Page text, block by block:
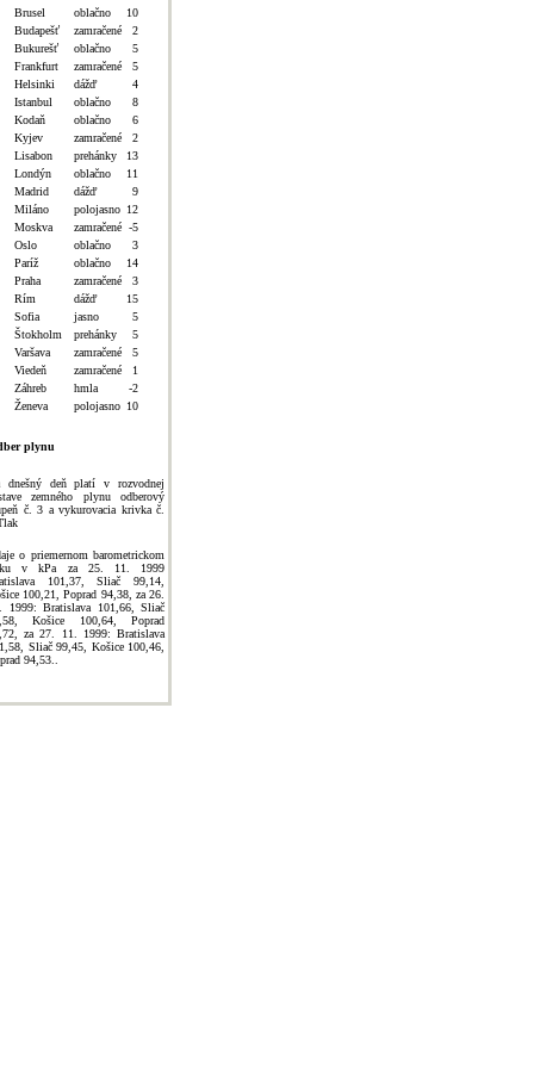
Brusel
oblačno
10
Budapešť
zamračené
2
Bukurešť
oblačno
5
Frankfurt
zamračené
5
Helsinki
dážď
4
Istanbul
oblačno
8
Kodaň
oblačno
6
Kyjev
zamračené
2
Lisabon
prehánky
13
Londýn
oblačno
11
Madrid
dážď
9
Miláno
polojasno 12
Moskva
zamračené -5
Oslo
oblačno
3
Paríž
oblačno
14
Praha
zamračené
3
Rím
dážď
15
Sofia
jasno
5
Štokholm
prehánky
5
Varšava
zamračené
5
Viedeň
zamračené
1
Záhreb
hmla
-2
Ženeva
polojasno 10
plynu
dnešný deň platí v rozvodnej
zemného plynu odberový
č. 3 a vykurovacia krivka č.
o priemernom barometrickom
v kPa za 25. 11. 1999
101,37, Sliač 99,14,
100,21, Poprad 94,38, za 26.
1999: Bratislava 101,66, Sliač
Košice 100,64, Poprad
za 27. 11. 1999: Bratislava
Sliač 99,45, Košice 100,46,
94,53..